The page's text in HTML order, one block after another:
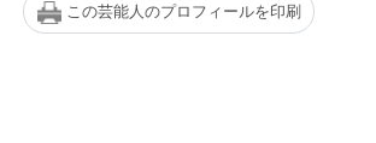
この芸能人のプロフィールを印刷